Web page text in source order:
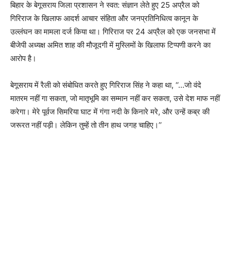
बिहार के बेगूसराय जिला प्रशासन ने स्वत: संज्ञान लेते हुए 25 अप्रैल को
गिरिराज के खिलाफ आदर्श आचार संहिता और जनप्रतिनिधित्व कानून के
उल्लंघन का मामला दर्ज किया था। गिरिराज पर 24 अप्रैल को एक जनसभा में
बीजेपी अध्यक्ष अमित शाह की मौजूदगी में मुस्लिमों के खिलाफ टिप्पणी करने का
आरोप है।
बेगूसराय में रैली को संबोधित करते हुए गिरिराज सिंह ने कहा था, ‘‘…जो वंदे
मातरम नहीं गा सकता, जो मातृभूमि का सम्मान नहीं कर सकता, उसे देश माफ नहीं
करेगा। मेरे पूर्वज सिमरिया घाट में गंगा नदी के किनारे मरे, और उन्हें कब्र की
जरूरत नहीं पड़ी। लेकिन तुम्हें तो तीन हाथ जगह चाहिए।’’